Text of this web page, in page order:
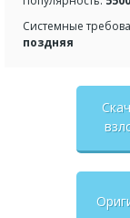
Системные
поздняя